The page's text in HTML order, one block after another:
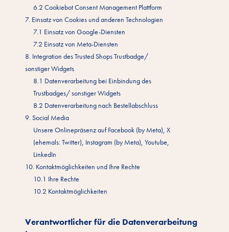
6.2 Cookiebot Consent Management Plattform
7. Einsatz von Cookies und anderen Technologien
7.1 Einsatz von Google-Diensten
7.2 Einsatz von Meta-Diensten
8. Integration des Trusted Shops Trustbadge/
sonstiger Widgets
8.1 Datenverarbeitung bei Einbindung des
Trustbadges/ sonstiger Widgets
8.2 Datenverarbeitung nach Bestellabschluss
9. Social Media
Unsere Onlinepräsenz auf Facebook (by Meta), X
(ehemals: Twitter), Instagram (by Meta), Youtube,
LinkedIn
10. Kontaktmöglichkeiten und Ihre Rechte
10.1 Ihre Rechte
10.2 Kontaktmöglichkeiten
Verantwortlicher für die Datenverarbeitung